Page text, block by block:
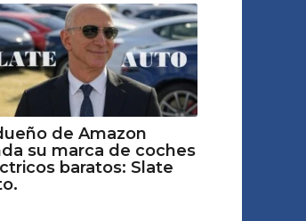
de Amazon
su marca de coches
baratos: Slate